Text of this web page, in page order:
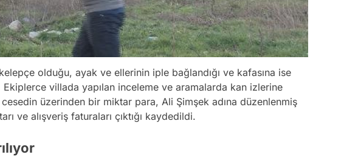
olduğu, ayak ve ellerinin iple bağlandığı ve kafasına ise
villada yapılan inceleme ve aramalarda kan izlerine
cesedin üzerinden bir miktar para, Ali Şimşek adına düzenlenmiş
ve alışveriş faturaları çıktığı kaydedildi.